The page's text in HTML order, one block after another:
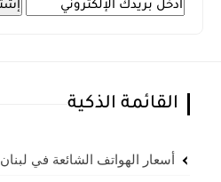
القائمة الذكية
أسعار الهواتف الشائعة في لبنان